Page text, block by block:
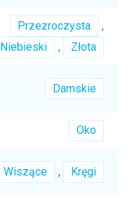
Przezroczysta
,
Niebieski
, Złota
Damskie
Oko
Wiszące , Kręgi